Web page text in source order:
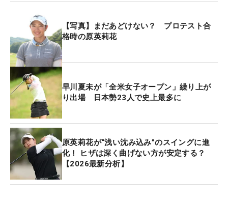
【写真】まだあどけない？ プロテスト合
格時の原英莉花
早川夏未が「全米女子オープン」繰り上が
り出場 日本勢23人で史上最多に
原英莉花が“浅い沈み込み”のスイングに進
化！ ヒザは深く曲げない方が安定する？
【2026最新分析】